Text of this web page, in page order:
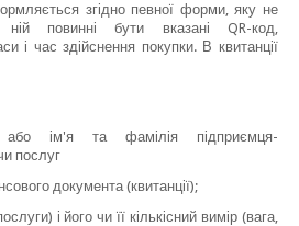
згідно певної форми, яку не
повинні бути вказані QR-код,
і час здійснення покупки. В квитанції
або ім'я та фамілія підприємця-
послуг
документа (квитанції);
і його чи її кількісний вимір (вага,